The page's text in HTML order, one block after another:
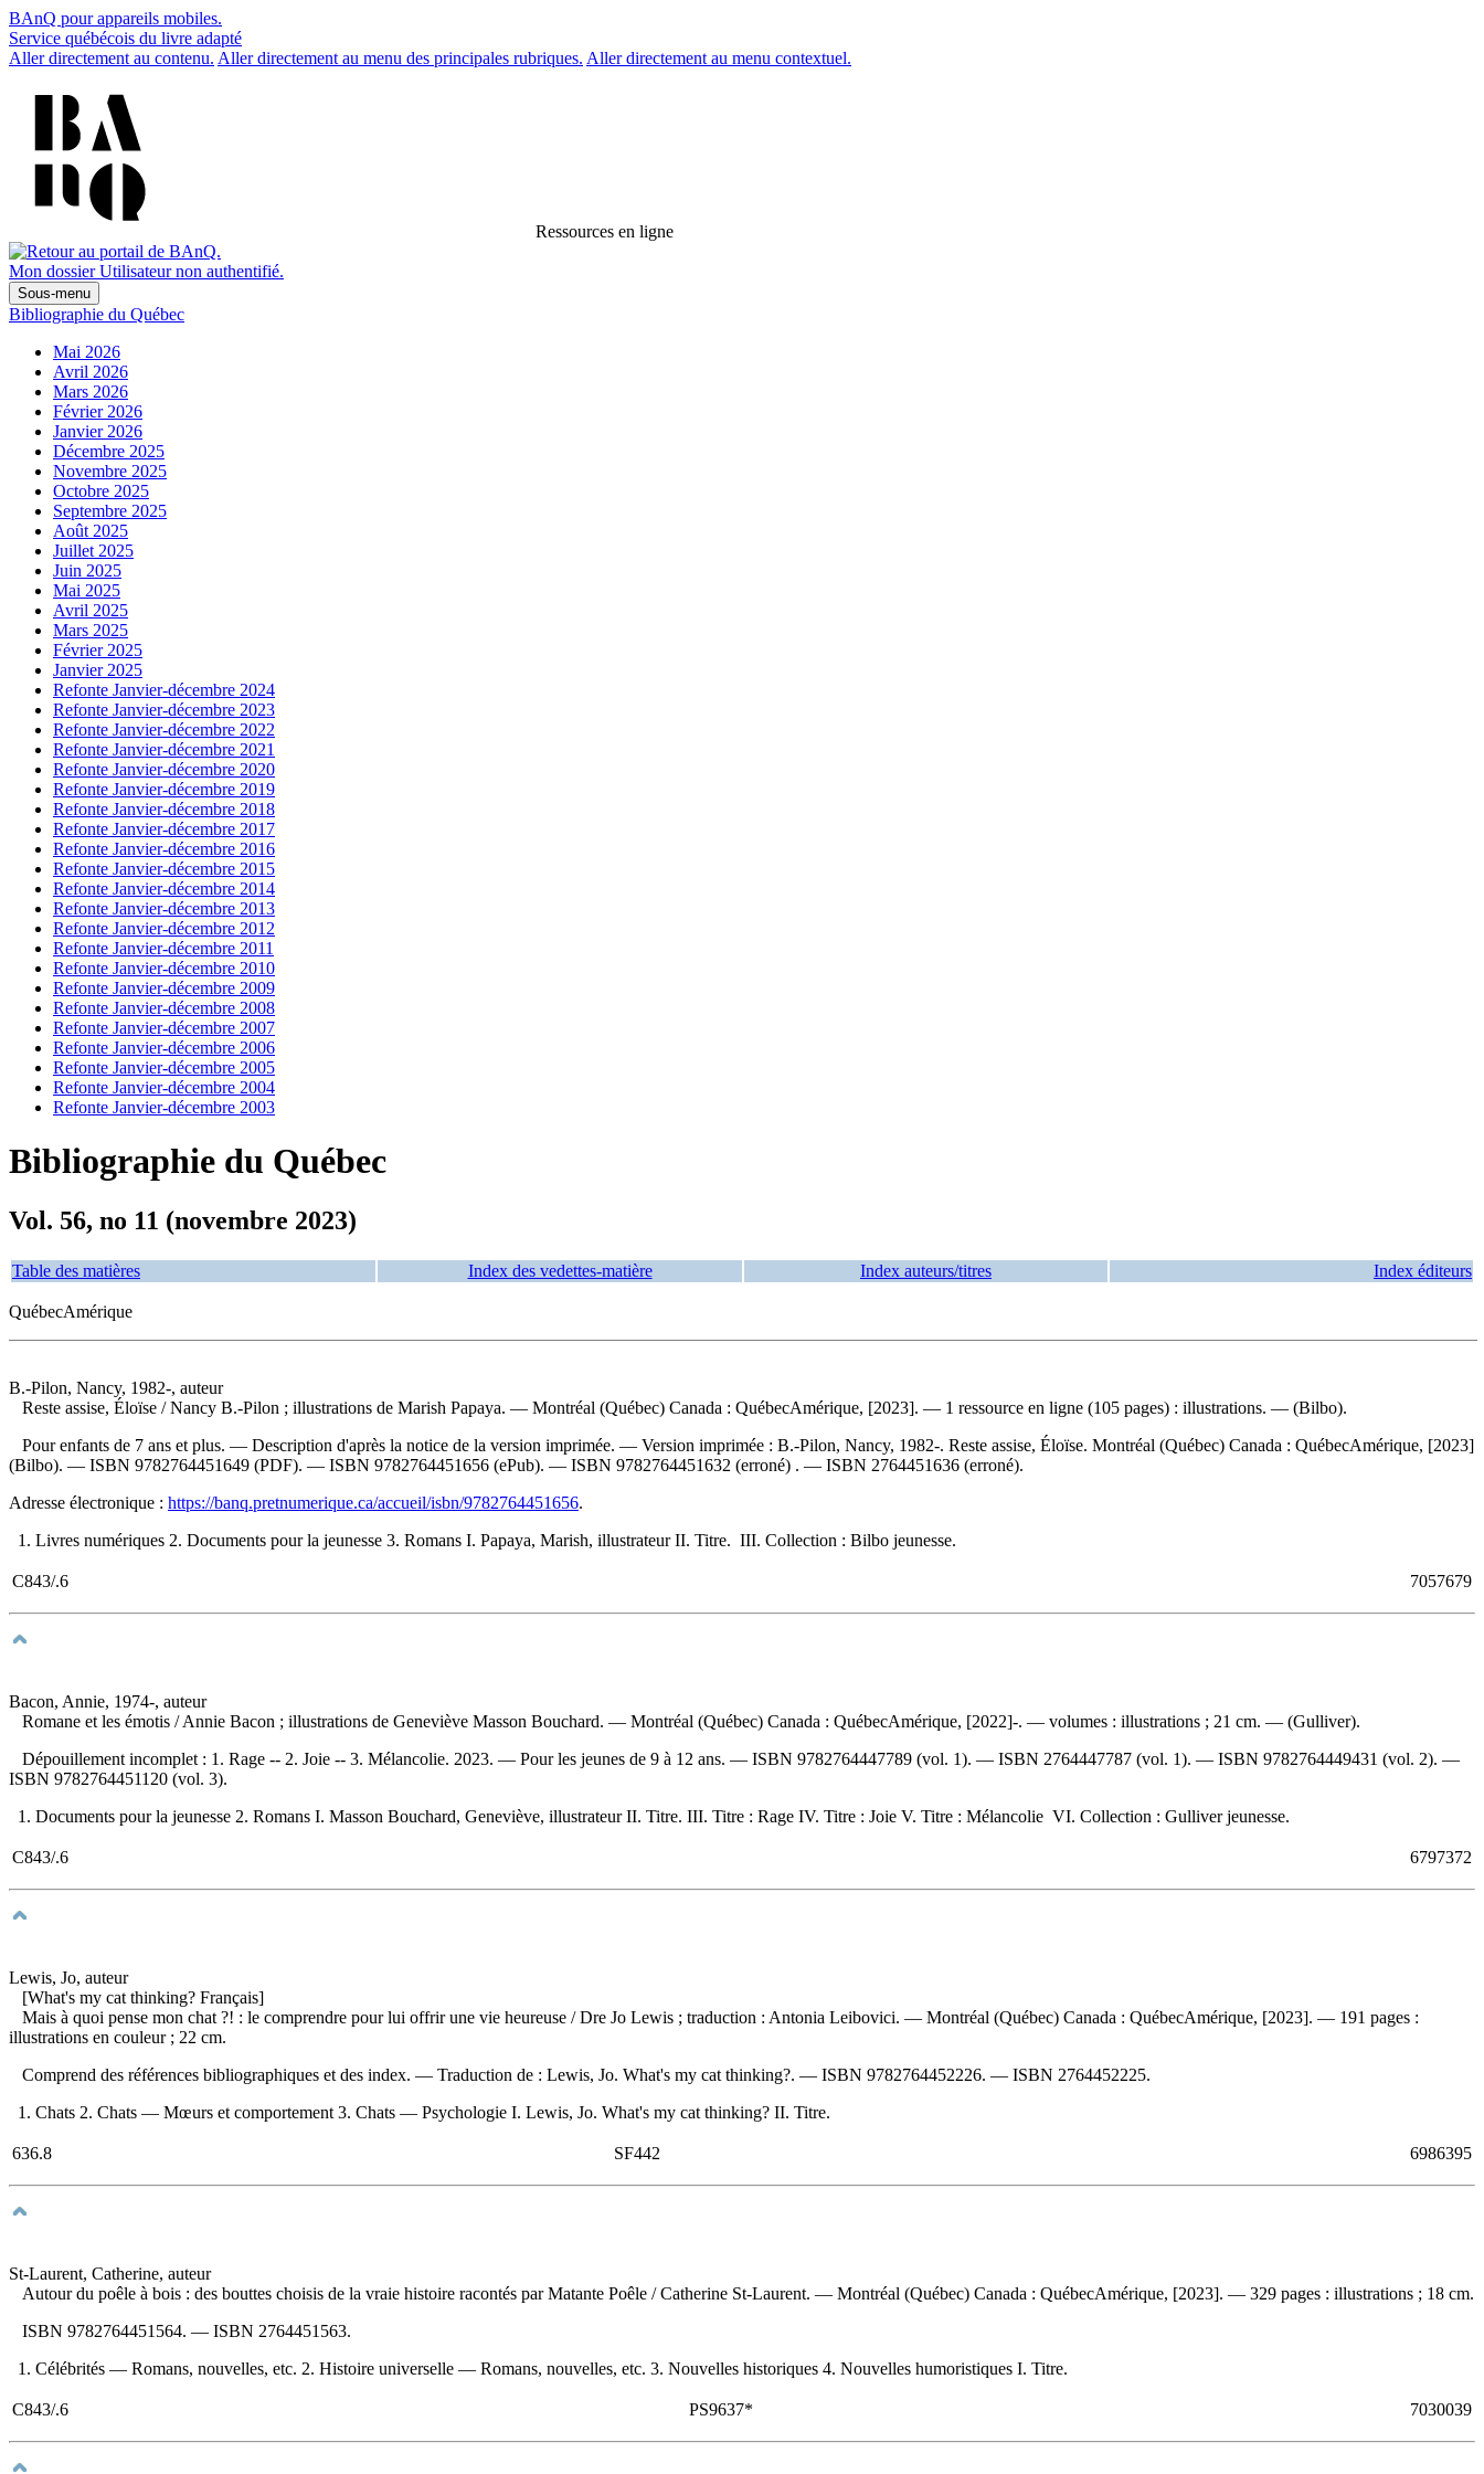
BAnQ pour appareils mobiles.
Service québécois du livre adapté
Aller directement au contenu. Aller directement au menu des principales rubriques. Aller directement au menu contextuel.
Ressources en ligne
Mon dossier Utilisateur non authentifié.
Sous-menu
Bibliographie du Québec
Mai 2026
Avril 2026
Mars 2026
Février 2026
Janvier 2026
Décembre 2025
Novembre 2025
Octobre 2025
Septembre 2025
Août 2025
Juillet 2025
Juin 2025
Mai 2025
Avril 2025
Mars 2025
Février 2025
Janvier 2025
Refonte Janvier-décembre 2024
Refonte Janvier-décembre 2023
Refonte Janvier-décembre 2022
Refonte Janvier-décembre 2021
Refonte Janvier-décembre 2020
Refonte Janvier-décembre 2019
Refonte Janvier-décembre 2018
Refonte Janvier-décembre 2017
Refonte Janvier-décembre 2016
Refonte Janvier-décembre 2015
Refonte Janvier-décembre 2014
Refonte Janvier-décembre 2013
Refonte Janvier-décembre 2012
Refonte Janvier-décembre 2011
Refonte Janvier-décembre 2010
Refonte Janvier-décembre 2009
Refonte Janvier-décembre 2008
Refonte Janvier-décembre 2007
Refonte Janvier-décembre 2006
Refonte Janvier-décembre 2005
Refonte Janvier-décembre 2004
Refonte Janvier-décembre 2003
Bibliographie du Québec
Vol. 56, no 11 (novembre 2023)
Table des matières Index des vedettes-matière Index auteurs/titres Index éditeurs
QuébecAmérique
B.-Pilon, Nancy, 1982-, auteur
Reste assise, Éloïse / Nancy B.-Pilon ; illustrations de Marish Papaya. — Montréal (Québec) Canada : QuébecAmérique, [2023]. — 1 ressource en ligne (105 pages) : illustrations. — (Bilbo).
Pour enfants de 7 ans et plus. — Description d'après la notice de la version imprimée. — Version imprimée : B.-Pilon, Nancy, 1982-. Reste assise, Éloïse. Montréal (Québec) Canada : QuébecAmérique, [2023]
(Bilbo). — ISBN 9782764451649 (PDF). — ISBN 9782764451656 (ePub). — ISBN 9782764451632 (erroné) . — ISBN 2764451636 (erroné).
Adresse électronique : https://banq.pretnumerique.ca/accueil/isbn/9782764451656.
1. Livres numériques 2. Documents pour la jeunesse 3. Romans I. Papaya, Marish, illustrateur II. Titre. III. Collection : Bilbo jeunesse.
C843/.6 7057679
Bacon, Annie, 1974-, auteur
Romane et les émotis / Annie Bacon ; illustrations de Geneviève Masson Bouchard. — Montréal (Québec) Canada : QuébecAmérique, [2022]-. — volumes : illustrations ; 21 cm. — (Gulliver).
Dépouillement incomplet : 1. Rage -- 2. Joie -- 3. Mélancolie. 2023. — Pour les jeunes de 9 à 12 ans. — ISBN 9782764447789 (vol. 1). — ISBN 2764447787 (vol. 1). — ISBN 9782764449431 (vol. 2). —
ISBN 9782764451120 (vol. 3).
1. Documents pour la jeunesse 2. Romans I. Masson Bouchard, Geneviève, illustrateur II. Titre. III. Titre : Rage IV. Titre : Joie V. Titre : Mélancolie VI. Collection : Gulliver jeunesse.
C843/.6 6797372
Lewis, Jo, auteur
[What's my cat thinking? Français]
Mais à quoi pense mon chat ?! : le comprendre pour lui offrir une vie heureuse / Dre Jo Lewis ; traduction : Antonia Leibovici. — Montréal (Québec) Canada : QuébecAmérique, [2023]. — 191 pages :
illustrations en couleur ; 22 cm.
Comprend des références bibliographiques et des index. — Traduction de : Lewis, Jo. What's my cat thinking?. — ISBN 9782764452226. — ISBN 2764452225.
1. Chats 2. Chats — Mœurs et comportement 3. Chats — Psychologie I. Lewis, Jo. What's my cat thinking? II. Titre.
636.8 SF442 6986395
St-Laurent, Catherine, auteur
Autour du poêle à bois : des bouttes choisis de la vraie histoire racontés par Matante Poêle / Catherine St-Laurent. — Montréal (Québec) Canada : QuébecAmérique, [2023]. — 329 pages : illustrations ; 18 cm.
ISBN 9782764451564. — ISBN 2764451563.
1. Célébrités — Romans, nouvelles, etc. 2. Histoire universelle — Romans, nouvelles, etc. 3. Nouvelles historiques 4. Nouvelles humoristiques I. Titre.
C843/.6 PS9637* 7030039